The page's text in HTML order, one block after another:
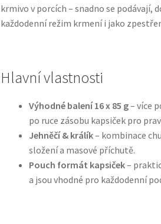
krmivo v porcích – snadno se podávají,
každodenní režim krmení i jako
Hlavní vlastnosti
Výhodné balení 16 x 85 g– více
po ruce zásobu kapsiček pro
Jehněčí & králík– kombinace
složení a masové příchutě.
Pouch formát kapsiček–
a jsou vhodné pro každodenní